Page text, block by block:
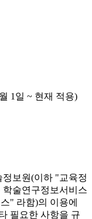
1일 ~ 현재 적용)
보원(이하 "교육정
학술연구정보서비스
" 라함)의 이용에
필요한 사항을 규